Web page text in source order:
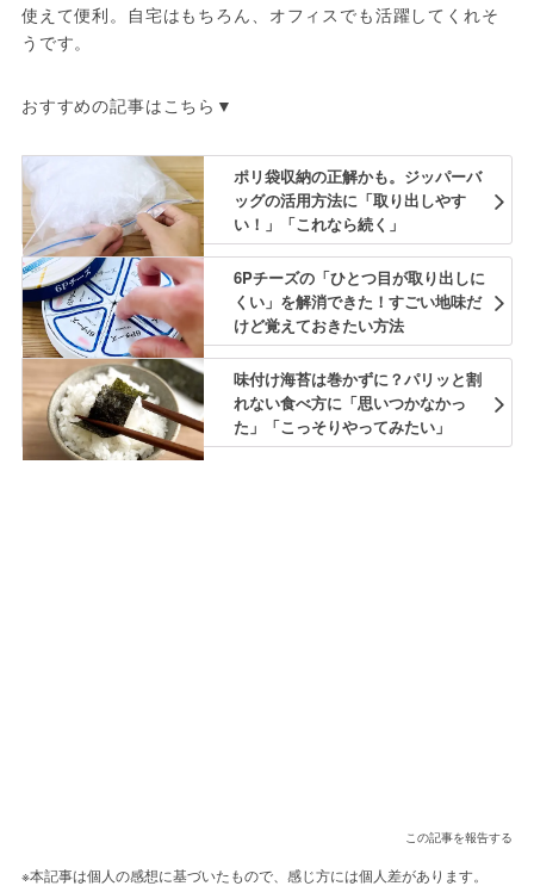
使えて便利。自宅はもちろん、オフィスでも活躍してくれそ
うです。
おすすめの記事はこちら▼
ポリ袋収納の正解かも。ジッパーバ
ッグの活用方法に「取り出しやす
い！」「これなら続く」
6Pチーズの「ひとつ目が取り出しに
くい」を解消できた！すごい地味だ
けど覚えておきたい方法
味付け海苔は巻かずに？パリッと割
れない食べ方に「思いつかなかっ
た」「こっそりやってみたい」
この記事を報告する
※本記事は個人の感想に基づいたもので、感じ方には個人差があります。